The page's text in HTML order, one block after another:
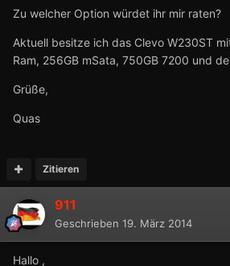
Zu welcher Option würdet ihr mir raten?
Aktuell besitze ich das Clevo W230ST
Ram, 256GB mSata, 750GB 7200 und
Grüße,
Quas
Zitieren
911
Geschrieben 19. März 2014
Hallo ,